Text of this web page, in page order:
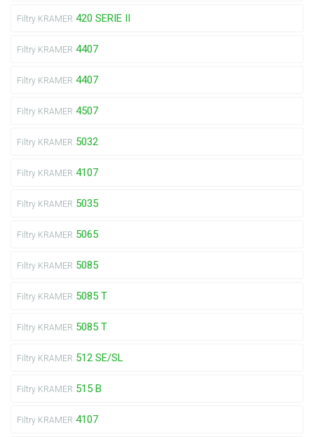
Filtry KRAMER 420 SERIE II
Filtry KRAMER 4407
Filtry KRAMER 4407
Filtry KRAMER 4507
Filtry KRAMER 5032
Filtry KRAMER 4107
Filtry KRAMER 5035
Filtry KRAMER 5065
Filtry KRAMER 5085
Filtry KRAMER 5085 T
Filtry KRAMER 5085 T
Filtry KRAMER 512 SE/SL
Filtry KRAMER 515 B
Filtry KRAMER 4107